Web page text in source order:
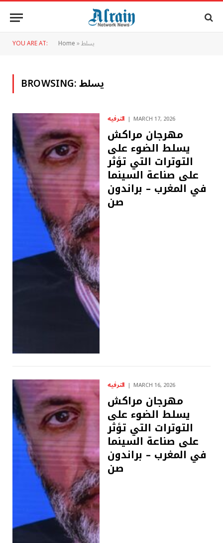
YOU ARE AT: Home»يسلط
BROWSING:يسلط
الترفيه MARCH 17, 2026
مهرجان مراكش
يسلط الضوء على
التوترات التي تؤثر
على صناعة السينما
في المغرب – براندون
صن
الترفيه MARCH 16, 2026
مهرجان مراكش
يسلط الضوء على
التوترات التي تؤثر
على صناعة السينما
في المغرب – براندون
صن